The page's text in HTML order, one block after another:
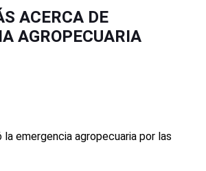
ACERCA DE
AGROPECUARIA